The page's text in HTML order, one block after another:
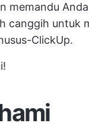
memandu
canggih untuk
ClickUp.